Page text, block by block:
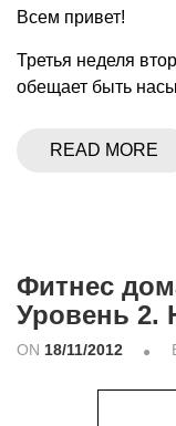
Всем привет!
Третья неделя
обещает быть
READ MORE
Фитнес
Уровень 2.
ON 18/11/2012